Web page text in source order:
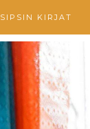
SIPSIN KIRJAT